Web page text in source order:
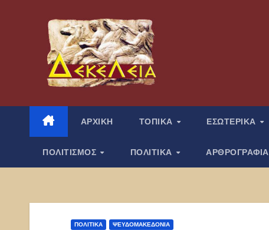
περιεχόμενο
ΑΡΧΙΚΗ ΤΟΠΙΚΑ ΕΣΩΤΕΡΙΚΑ
ΠΟΛΙΤΙΣΜΟΣ ΠΟΛΙΤΙΚΑ ΑΡΘΡΟΓΡΑΦΙΑ
ΠΟΛΙΤΙΚΑ ΨΕΥΔΟΜΑΚΕΔΟΝΊΑ